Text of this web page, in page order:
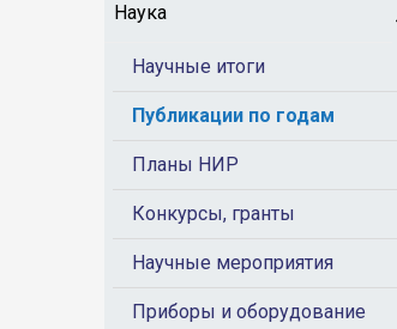
Наука
Научные итоги
Публикации по годам
Планы НИР
Конкурсы, гранты
Научные мероприятия
Приборы и оборудование